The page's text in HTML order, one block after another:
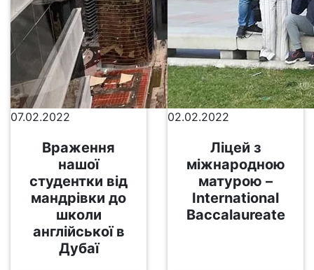
07.02.2022
Враження
нашої
студентки від
мандрівки до
школи
англійської в
Дубаї
02.02.2022
Ліцей з
міжнародною
матурою –
International
Baccalaureate